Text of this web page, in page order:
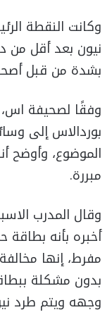
وكانت النقطة
نيون بعد أقل من
بشدة من قبل
وفقًا لصحيفة
بوردالاس إلى
الموضوع، وأوضح
مبررة.
وقال المدرب
أخبره بأنه بطاقة
مفرط، إنها
بدون مشكلة
وجهه ويتم طرد